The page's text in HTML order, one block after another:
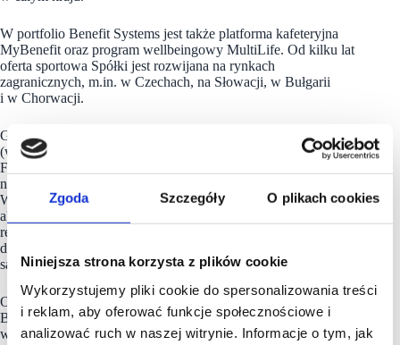
Zgoda Szczegóły O plikach cookies
Niniejsza strona korzysta z plików cookie
Wykorzystujemy pliki cookie do spersonalizowania treści
i reklam, aby oferować funkcje społecznościowe i
analizować ruch w naszej witrynie. Informacje o tym, jak
W portfolio Benefit Systems jest także platforma kafeteryjna
MyBenefit oraz program wellbeingowy MultiLife. Od kilku lat
oferta sportowa Spółki jest rozwijana na rynkach
zagranicznych, m.in. w Czechach, na Słowacji, w Bułgarii
i w Chorwacji.
Grupa Benefit Systems jest także operatorem klubów fitness
(w Polsce odpowiada m.in. za sieci: Zdrofit, Fabryka Formy,
FitFabric, Fitness Academy, Good Luck, My Fitness Place;
na pozostałych rynkach zarządza ponad 70 obiektami).
Ważnym obszarem działań Benefit Systems jest promowanie
aktywnego stylu życia na każdym jego etapie, dlatego spółka
realizuje inicjatywy wspierające aktywność fizyczną dzieci,
dorosłych oraz seniorów. Cele te realizowane
są m.in. przez Fundację MultiSport.
Od 2018 roku Benefit Systems
jest częścią globalnej inicjatywy
B Corp, zrzeszającej spółki działające i angażujące się
w rozwiązywanie najważniejszych problemów społecznych.